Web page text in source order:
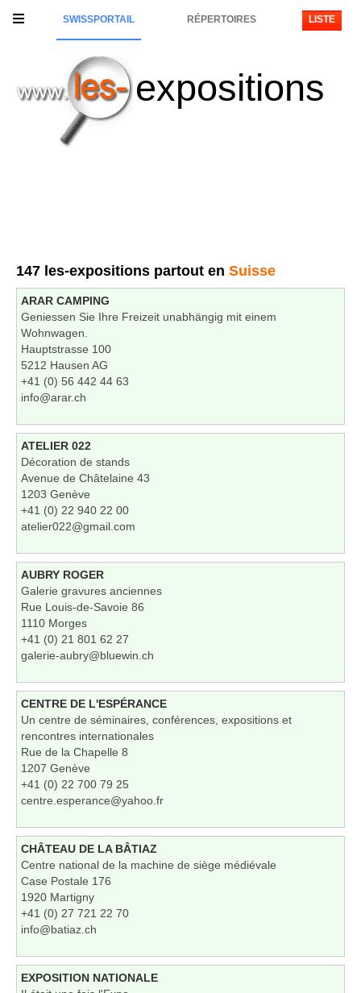
SWISSPORTAIL RÉPERTOIRES LISTE
expositions
147 les-expositions partout en Suisse
ARAR CAMPING
Geniessen Sie Ihre Freizeit unabhängig mit einem
Wohnwagen.
Hauptstrasse 100
5212 Hausen AG
+41 (0) 56 442 44 63
info@arar.ch
ATELIER 022
Décoration de stands
Avenue de Châtelaine 43
1203 Genève
+41 (0) 22 940 22 00
atelier022@gmail.com
AUBRY ROGER
Galerie gravures anciennes
Rue Louis-de-Savoie 86
1110 Morges
+41 (0) 21 801 62 27
galerie-aubry@bluewin.ch
CENTRE DE L'ESPÉRANCE
Un centre de séminaires, conférences, expositions et
rencontres internationales
Rue de la Chapelle 8
1207 Genève
+41 (0) 22 700 79 25
centre.esperance@yahoo.fr
CHÂTEAU DE LA BÂTIAZ
Centre national de la machine de siège médiévale
Case Postale 176
1920 Martigny
+41 (0) 27 721 22 70
info@batiaz.ch
EXPOSITION NATIONALE